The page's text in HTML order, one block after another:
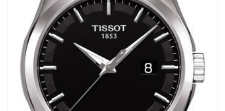
Michel Herbelin
Sophie d’Agon
Isabelle Langlois
Loupidou